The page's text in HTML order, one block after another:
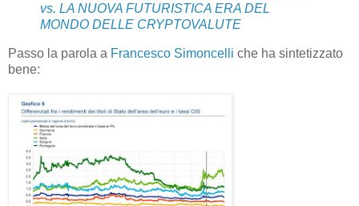
vs. LA NUOVA FUTURISTICA ERA DEL
MONDO DELLE CRYPTOVALUTE
Passo la parola a Francesco Simoncelli che ha sintetizzato
bene: